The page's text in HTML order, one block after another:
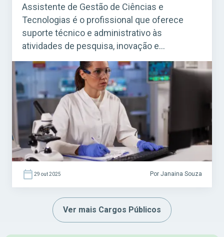
Assistente de Gestão de Ciências e
Tecnologias é o profissional que oferece
suporte técnico e administrativo às
atividades de pesquisa, inovação e
desenvolvimento tecnológico em órgãos
públicos. É uma função estratégica que
colabora diretamente com universidades,
centros de pesquisa, secretarias e
instituições ligadas à ciência e tecnologia.
Acesse agora o Curso Grátis INSS 2026!
Esse […]
29 out 2025 Por Janaina Souza
Ver mais Cargos Públicos